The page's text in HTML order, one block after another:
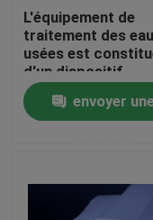
Maison
Au sujet de nous
L'équipement de
traitement des
usées est
d'un dispositif
d'élimination des
déchetsenvoyer